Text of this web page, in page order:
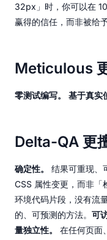
32px」时，你可以在
赢得的信任，而非被给
Meticulous
零测试编写。 基于真实
Delta-QA 更
确定性。 结果可重现、
CSS 属性变更，而非「
环境代码片段，没有流
的、可预测的方法。 可
量独立性。
在任何页面